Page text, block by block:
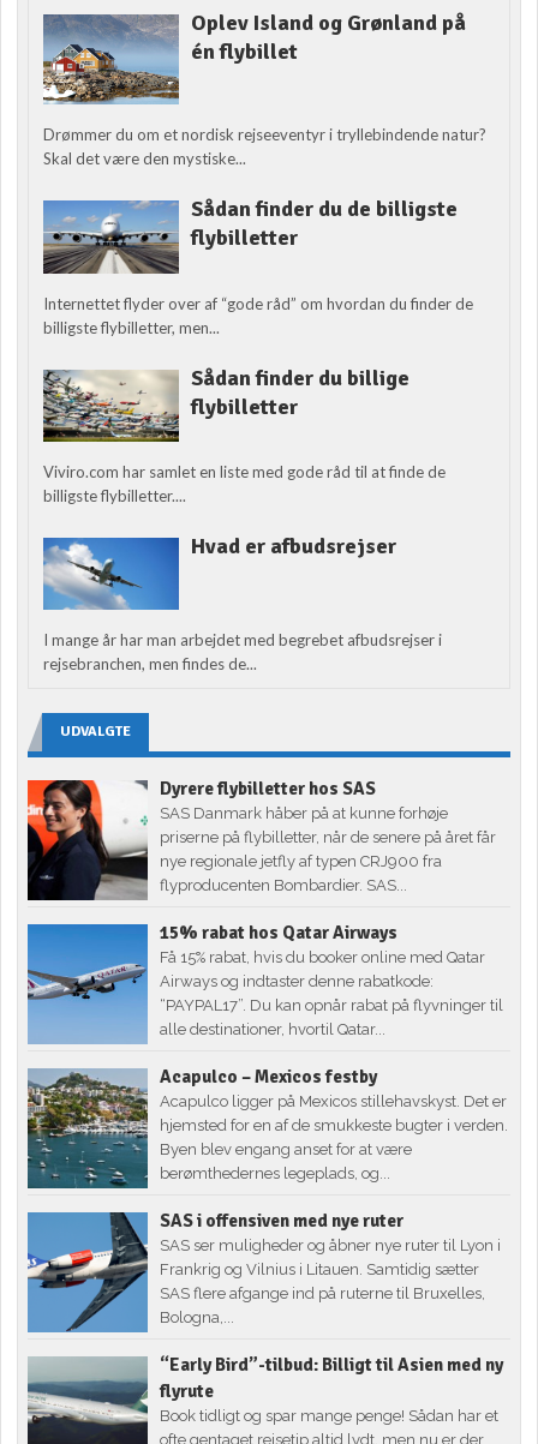
Oplev Island og Grønland på
én flybillet
Drømmer du om et nordisk rejseeventyr i tryllebindende natur?
Skal det være den mystiske...
Sådan finder du de billigste
flybilletter
Internettet flyder over af “gode råd” om hvordan du finder de
billigste flybilletter, men...
Sådan finder du billige
flybilletter
Viviro.com har samlet en liste med gode råd til at finde de
billigste flybilletter....
Hvad er afbudsrejser
I mange år har man arbejdet med begrebet afbudsrejser i
rejsebranchen, men findes de...
UDVALGTE
Dyrere flybilletter hos SAS
SAS Danmark håber på at kunne forhøje
priserne på flybilletter, når de senere på året får
nye regionale jetfly af typen CRJ900 fra
flyproducenten Bombardier. SAS...
15% rabat hos Qatar Airways
Få 15% rabat, hvis du booker online med Qatar
Airways og indtaster denne rabatkode:
“PAYPAL17”. Du kan opnår rabat på flyvninger til
alle destinationer, hvortil Qatar...
Acapulco – Mexicos festby
Acapulco ligger på Mexicos stillehavskyst. Det er
hjemsted for en af de smukkeste bugter i verden.
Byen blev engang anset for at være
berømthedernes legeplads, og...
SAS i offensiven med nye ruter
SAS ser muligheder og åbner nye ruter til Lyon i
Frankrig og Vilnius i Litauen. Samtidig sætter
SAS flere afgange ind på ruterne til Bruxelles,
Bologna,...
“Early Bird”-tilbud: Billigt til Asien med ny
flyrute
Book tidligt og spar mange penge! Sådan har et
ofte gentaget rejsetip altid lydt, men nu er der